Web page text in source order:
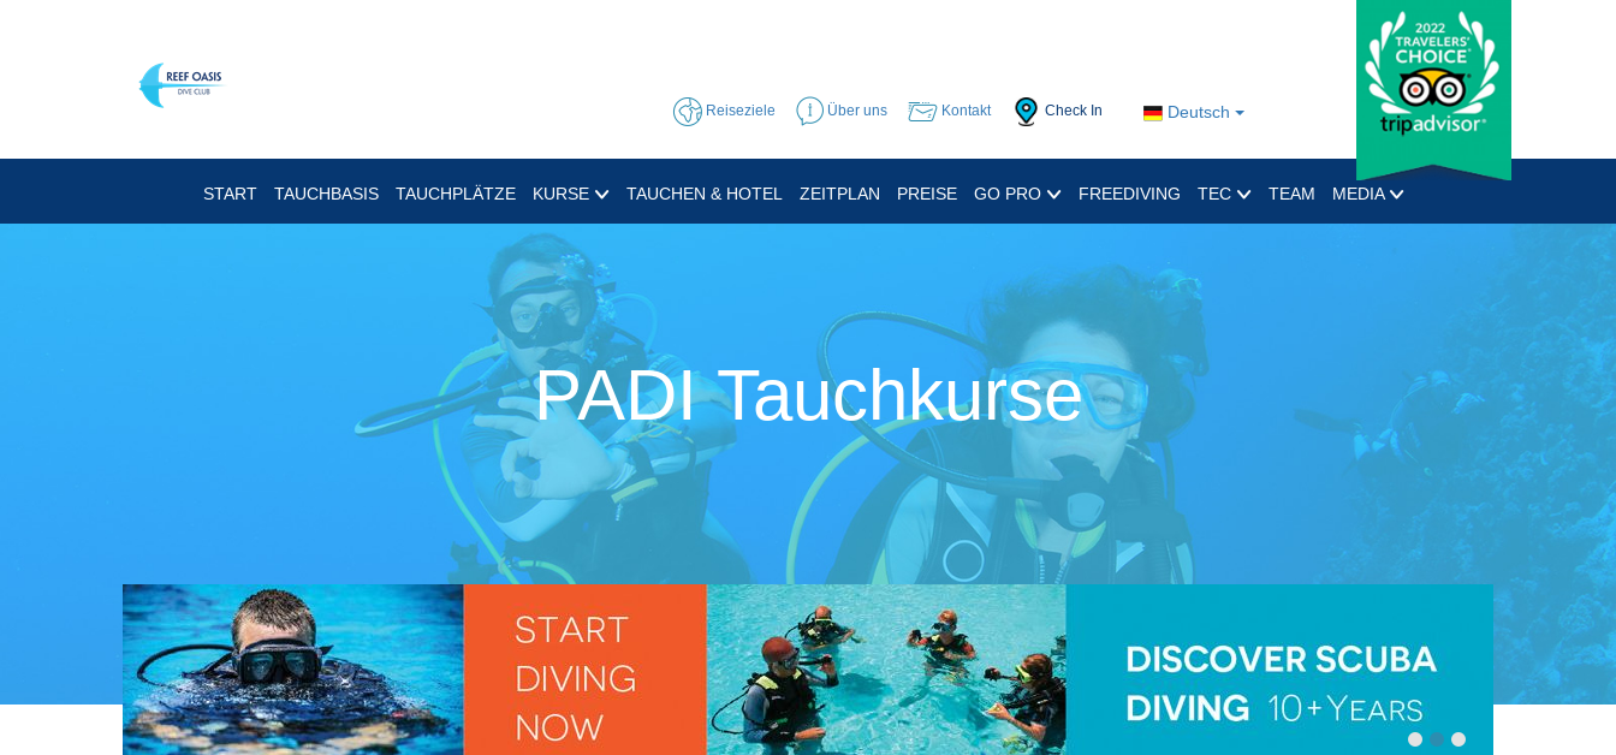
Deutsch
Reiseziele Über uns Kontakt Check In
START TAUCHBASIS TAUCHPLÄTZE KURSE TAUCHEN & HOTEL ZEITPLAN PREISE GO PRO FREEDIVING TEC TEAM MEDIA
PADI Tauchkurse